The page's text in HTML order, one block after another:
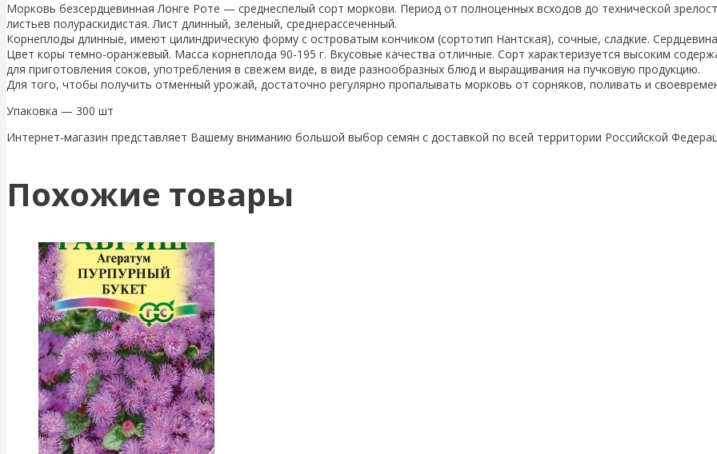
Морковь безсердцевинная Лонге Роте — среднеспелый сорт моркови. Период от полноценных всходов до технической
листьев полураскидистая. Лист длинный, зеленый, среднерассеченный.
Корнеплоды длинные, имеют цилиндрическую форму с островатым кончиком (сортотип Нантская), сочные, сладкие.
Цвет коры темно-оранжевый. Масса корнеплода 90-195 г. Вкусовые качества отличные. Сорт характеризуется высоким
для приготовления соков, употребления в свежем виде, в виде разнообразных блюд и выращивания на пучковую продукцию.
Для того, чтобы получить отменный урожай, достаточно регулярно пропалывать морковь от сорняков, поливать и
Упаковка — 300 шт
Интернет-магазин представляет Вашему вниманию большой выбор семян с доставкой по всей территории Российской
Похожие товары